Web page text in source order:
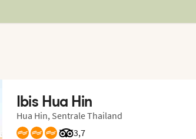
Ibis Hua Hin
Hua Hin, Sentrale Thailand
3,7
Vurdering fra Tripadvisor: 3.7 of